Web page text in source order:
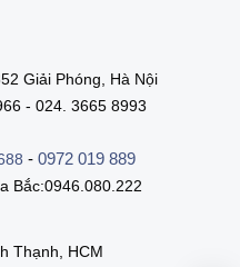
Giải Phóng, Hà Nội
- 024. 3665 8993
- 0972 019 889
Bắc:0946.080.222
Thạnh, HCM